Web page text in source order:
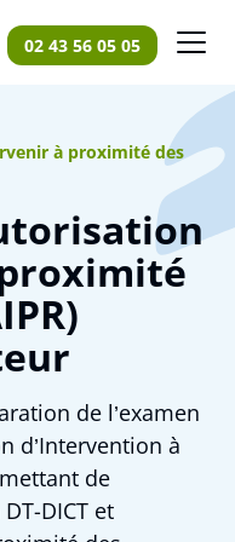
02 43 56 05 05
à proximité des
de l’examen
d’Intervention à
de
DICT et